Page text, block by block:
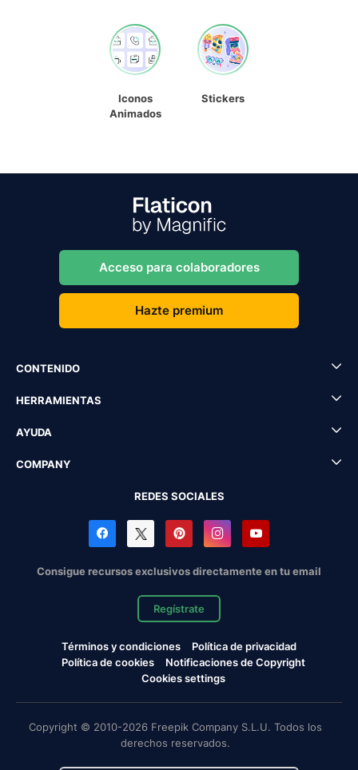
Iconos
Animados
Stickers
Acceso para colaboradores
Hazte premium
CONTENIDO
HERRAMIENTAS
AYUDA
COMPANY
REDES SOCIALES
Consigue recursos exclusivos directamente en tu email
Regístrate
Términos y condiciones
Política de privacidad
Política de cookies
Notificaciones de Copyright
Cookies settings
Copyright © 2010-2026 Freepik Company S.L.U. Todos los
derechos reservados.